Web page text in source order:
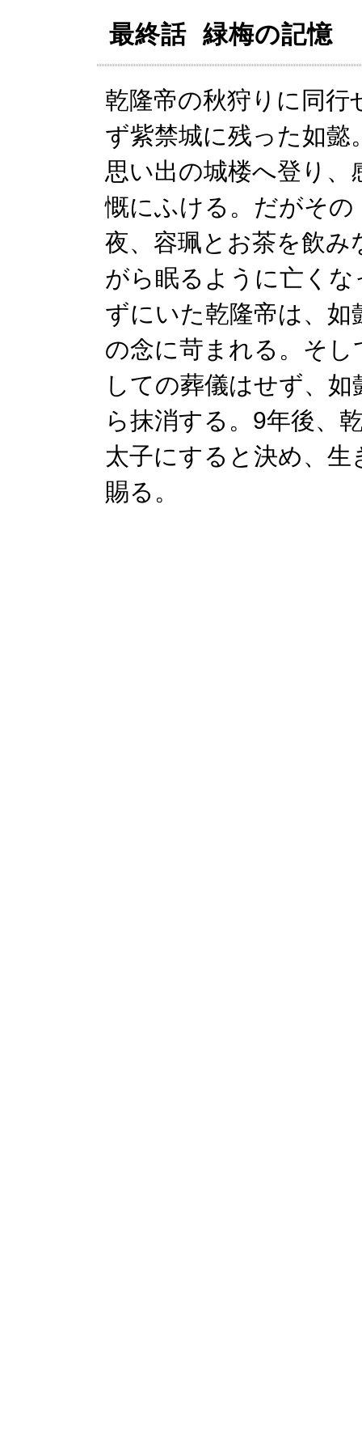
最終話 緑梅の記憶
乾隆帝の秋狩りに同行
ず紫禁城に残った如懿
思い出の城楼へ登り、
慨にふける。だがその
夜、容珮とお茶を飲み
がら眠るように亡く
ずにいた乾隆帝は、
の念に苛まれる。そ
しての葬儀はせず、
ら抹消する。9年後、
太子にすると決め、
賜る。